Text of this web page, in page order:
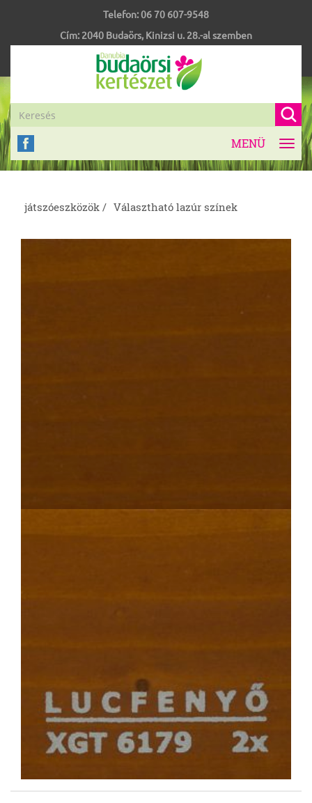
Telefon:06 70 607-9548
Cím: 2040 Budaörs, Kinizsi u. 28.-al szemben
MENÜ
játszóeszközök / Választható lazúr színek